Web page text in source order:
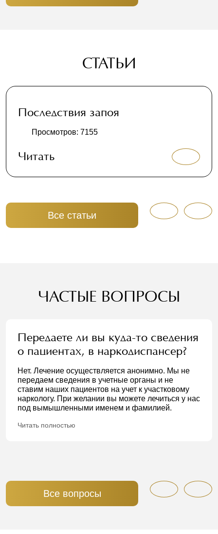
СТАТЬИ
Последствия запоя
Просмотров: 7155
Читать
Все статьи
ЧАСТЫЕ ВОПРОСЫ
Передаете ли вы куда-то сведения
о пациентах, в наркодиспансер?
Нет. Лечение осуществляется анонимно. Мы не
передаем сведения в учетные органы и не
ставим наших пациентов на учет к участковому
наркологу. При желании вы можете лечиться у нас
под вымышленными именем и фамилией.
Читать полностью
Все вопросы